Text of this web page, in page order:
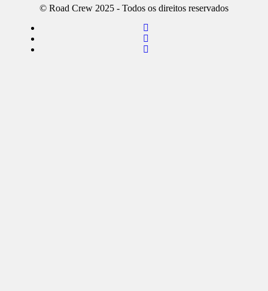
© Road Crew 2025 - Todos os direitos reservados